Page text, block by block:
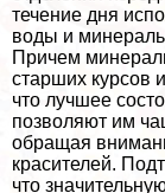
течение дня
воды и
Причем
старших курсов
что лучшее
позволяют им
обращая
красителей.
что